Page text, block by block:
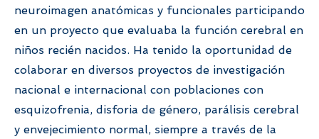
neuroimagen anatómicas y funcionales participando
en un proyecto que evaluaba la función cerebral en
niños recién nacidos. Ha tenido la oportunidad de
colaborar en diversos proyectos de investigación
nacional e internacional con poblaciones con
esquizofrenia, disforia de género, parálisis cerebral
y envejecimiento normal, siempre a través de la